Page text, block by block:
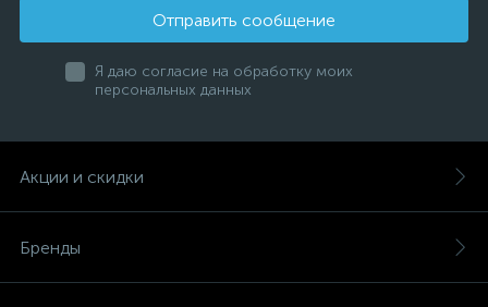
Отправить сообщение
Я даю согласие на обработку моих
персональных данных
Акции и скидки
Бренды